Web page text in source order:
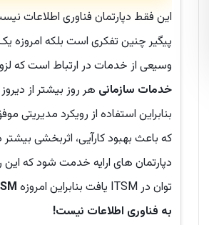
این فقط دپارتمان فناوری اطلاعات
پیگیر چنین تفکری است بلکه امروزه
وسیعی از خدمات در ارتباط است که
خدمات سازمانی هر روز بیشتر از
بنابراین استفاده از رویکرد مدیریتی
که باعث بهبود کارآیی، اثربخشی بیشتر
دپارتمان های ارایه خدمت شود که این
توان در ITSM یافت بنابراین امروزه
به فناوری اطلاعات نیست!